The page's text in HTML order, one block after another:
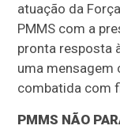
atuação da
PMMS com a
pronta resposta
uma mensagem
combatida com
PMMS NÃO